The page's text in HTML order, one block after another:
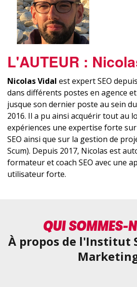
L'AUTEUR :
Nicolas Vidal est expert SEO
dans différents postes en agence
jusque son dernier poste au sein
2016. Il a pu ainsi acquérir tout au
expériences une expertise forte
SEO ainsi que sur la gestion de
Scum). Depuis 2017, Nicolas est
formateur et coach SEO avec une
utilisateur forte.
QUI SOMMES-
À propos de l'Institut